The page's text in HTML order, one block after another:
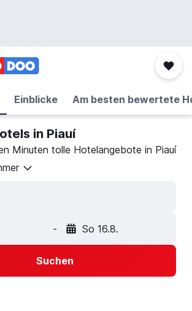
Einblicke Am besten bewertete
in Piauí
Minuten tolle Hotelangebote in Piauí
- So 16.8.
Suchen